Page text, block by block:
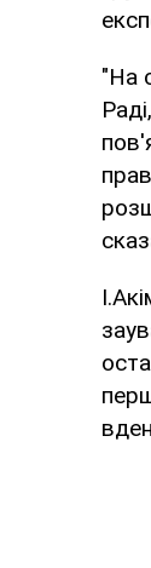
"На